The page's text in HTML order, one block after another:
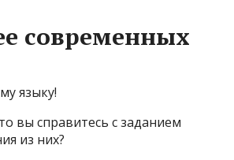
современных
языку!
вы справитесь с заданием
из них?